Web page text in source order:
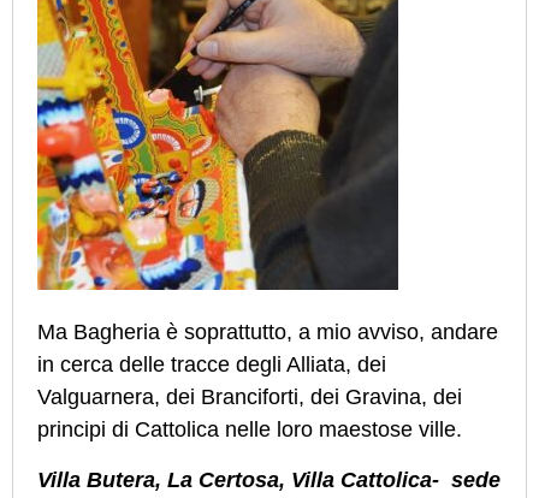
Ma Bagheria è soprattutto, a mio avviso, andare
in cerca delle tracce degli Alliata, dei
Valguarnera, dei Branciforti, dei Gravina, dei
principi di Cattolica nelle loro maestose ville.
Villa Butera, La Certosa, Villa Cattolica- sede